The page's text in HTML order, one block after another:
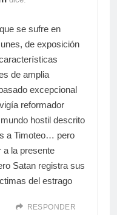
se sufre en
de exposición
de amplia
excepcional
reformador
hostil descrito
a Timoteo… pero
a la presente
Satan registra sus
del estrago
RESPONDER